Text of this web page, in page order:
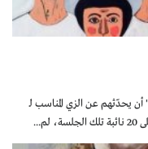
يحدّثهم عن الزي المناسب لـ